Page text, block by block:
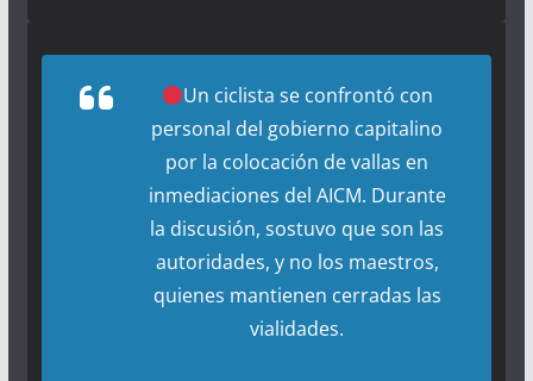
Un ciclista se confrontó con
personal del gobierno capitalino
por la colocación de vallas en
inmediaciones del AICM. Durante
la discusión, sostuvo que son las
autoridades, y no los maestros,
quienes mantienen cerradas las
vialidades.